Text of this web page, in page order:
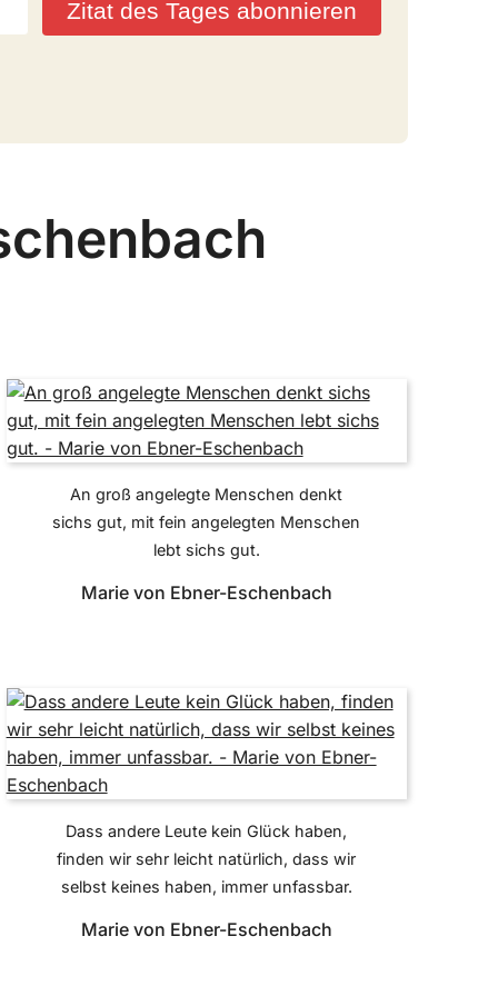
Zitat des Tages abonnieren
An groß angelegte Menschen denkt
sichs gut, mit fein angelegten Menschen
lebt sichs gut.
Marie von Ebner-Eschenbach
Dass andere Leute kein Glück haben,
finden wir sehr leicht natürlich, dass wir
selbst keines haben, immer unfassbar.
Marie von Ebner-Eschenbach